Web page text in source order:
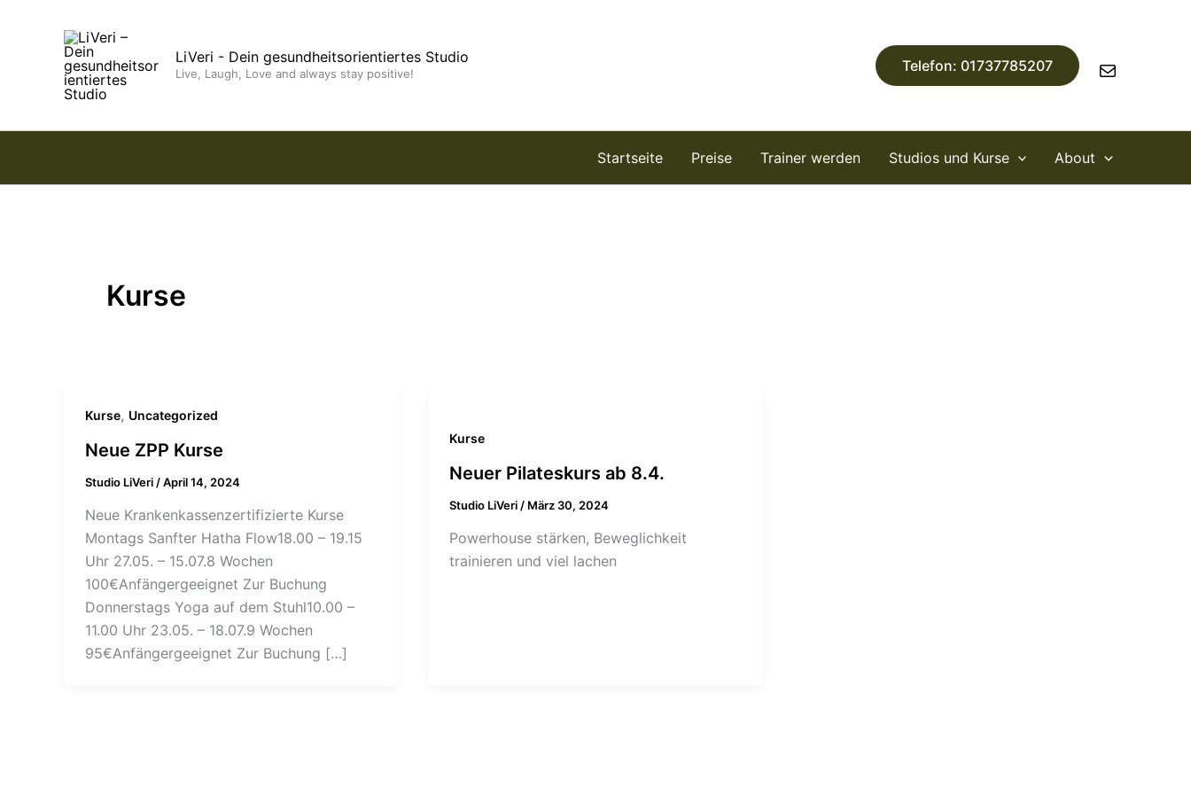
LiVeri - Dein gesundheitsorientiertes Studio
Live, Laugh, Love and always stay positive! Telefon: 01737785207
Startseite Preise Trainer werden Studios und Kurse About
Kurse
Kurse, Uncategorized
Neue ZPP Kurse
Studio LiVeri /April 14, 2024
Neue Krankenkassenzertifizierte Kurse
Montags Sanfter Hatha Flow18.00 – 19.15
Uhr 27.05. – 15.07.8 Wochen
100€Anfängergeeignet Zur Buchung
Donnerstags Yoga auf dem Stuhl10.00 –
11.00 Uhr 23.05. – 18.07.9 Wochen
95€Anfängergeeignet Zur Buchung […]
Kurse
Neuer Pilateskurs ab 8.4.
Studio LiVeri / März 30, 2024
Powerhouse stärken, Beweglichkeit
trainieren und viel lachen